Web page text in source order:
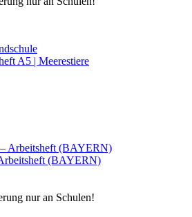
A5 | Meerestiere
(BAYERN)
nur an Schulen!